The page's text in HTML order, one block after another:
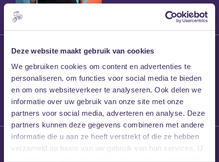
Deze website maakt gebruik van cookies
We gebruiken cookies om content en advertenties te
personaliseren, om functies voor social media te bieden
en om ons websiteverkeer te analyseren. Ook delen we
informatie over uw gebruik van onze site met onze
partners voor social media, adverteren en analyse. Deze
partners kunnen deze gegevens combineren met andere
informatie die u aan ze heeft verstrekt of die ze hebben
verzameld op basis van uw gebruik van hun services. U
27 maart 2026
Willem’s Blog:
Frans Kalf
26 maart 2026
Willem’s Blog: High